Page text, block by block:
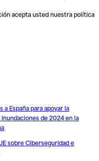
acepta usted nuestrapolítica
España para apoyar la
de 2024 en la
sobre Ciberseguridad e